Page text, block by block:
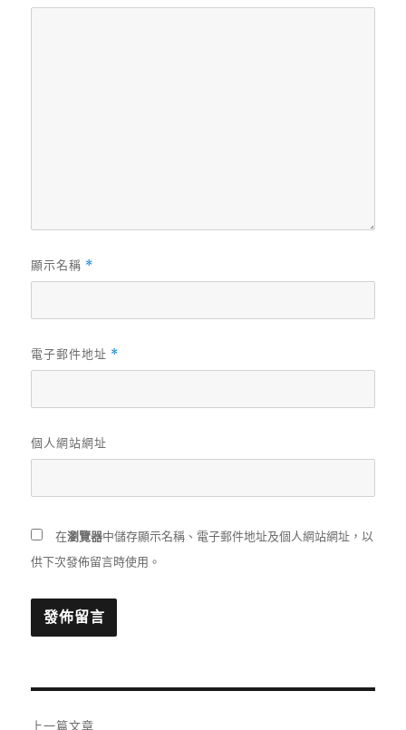
顯示名稱 *
電子郵件地址 *
個人網站網址
在瀏覽器中儲存顯示名稱、電子郵件地址及個人網站網址，以
供下次發佈留言時使用。
上一篇文章